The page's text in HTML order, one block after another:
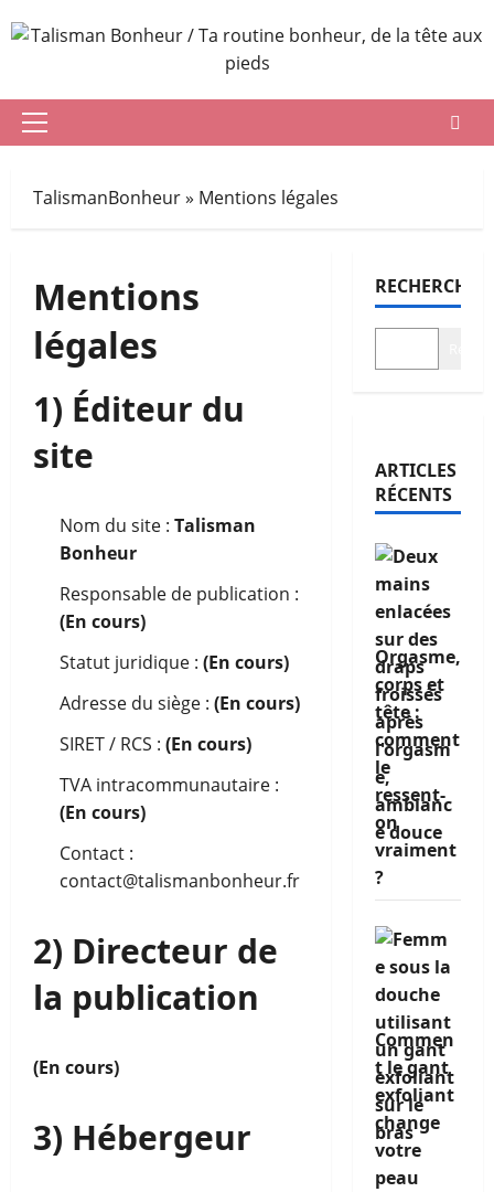
au
Menu
TalismanBonheur» Mentions légales
Mentions
légales
1) Éditeur du
site
Nom du site : Talisman
Bonheur
Responsable de publication :
(En cours)
Statut juridique : (En cours)
Adresse du siège : (En cours)
SIRET / RCS : (En cours)
TVA intracommunautaire :
(En cours)
Contact :
contact@talismanbonheur.fr
2) Directeur de
la publication
(En cours)
3) Hébergeur
RECHERCHER
ARTICLES
RÉCENTS
Orgasme,
corps et
tête :
comment
le
ressent-
on
vraiment
?
Commen
t le gant
exfoliant
change
votre
peau